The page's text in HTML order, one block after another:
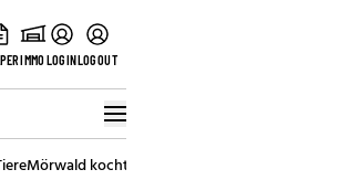
IMMOLOGINLOGOUT
Mörwald kocht